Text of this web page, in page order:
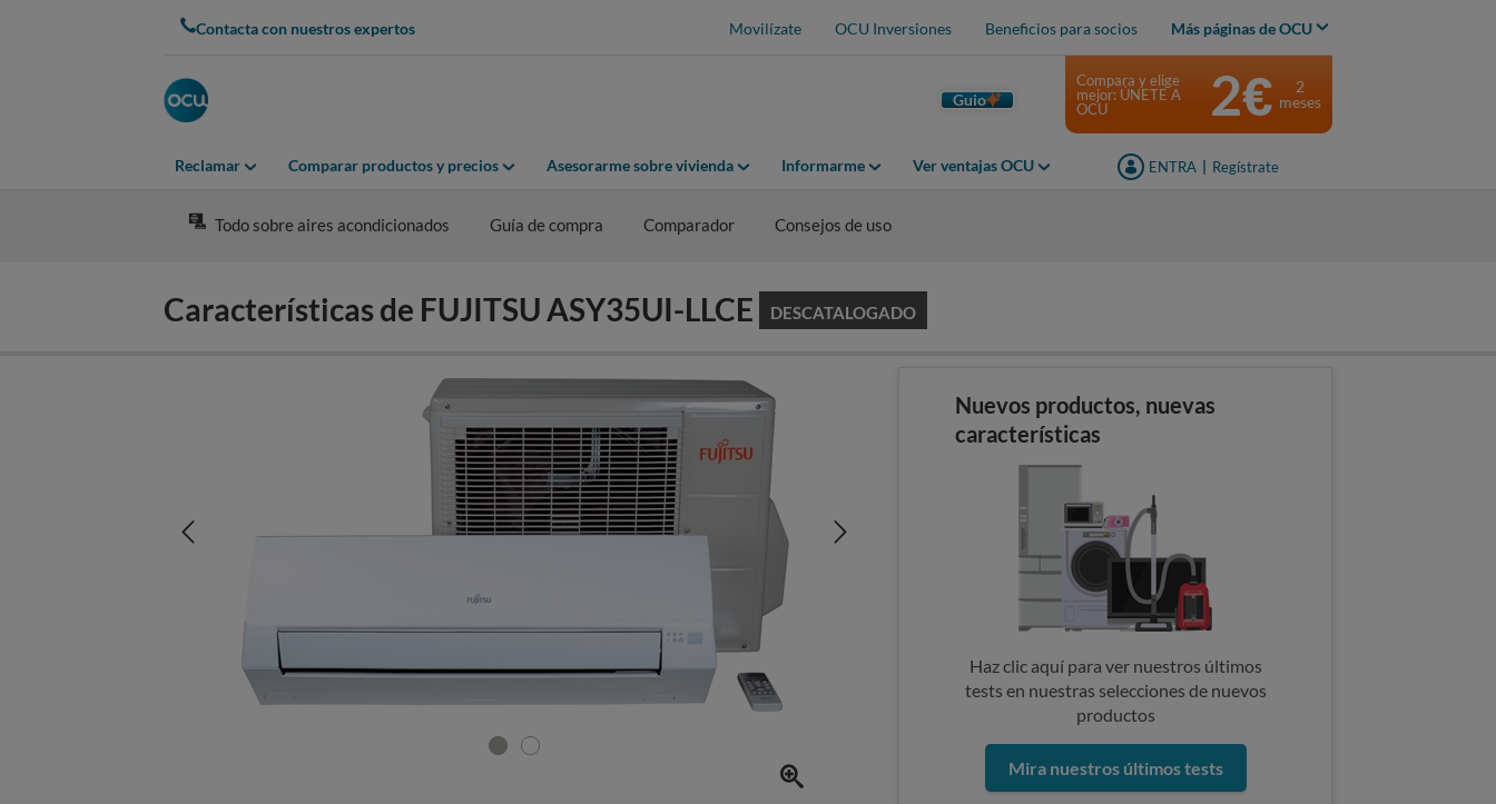
Contacta con nuestros expertos Movilízate OCU Inversiones Beneficios para socios Más páginas de OCU
Guio
Reclamar Comparar productos y precios Asesorarme sobre vivienda Informarme Ver ventajas OCU ENTRA Regístrate
Compara y elige
mejor: ÚNETE A
OCU
2€
2
meses
Todo sobre aires acondicionados Guía de compra Comparador Consejos de uso
Características de FUJITSU ASY35UI-LLCE DESCATALOGADO
Nuevos productos, nuevas
características
Haz clic aquí para ver nuestros últimos
tests en nuestras selecciones de nuevos
productos
Mira nuestros últimos tests